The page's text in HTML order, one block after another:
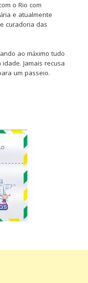
o Rio com
e atualmente
curadoria das
ao máximo tudo
Jamais recusa
um passeio.